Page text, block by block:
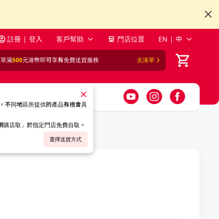
註冊 | 登入 客戶幫助 門店位置 EN | 中
滿500元港幣即可享有免費送貨服務 去湊單
不同地區所提供的產品有機會具
店取」於指定門店免費自取。
選擇送貨方式